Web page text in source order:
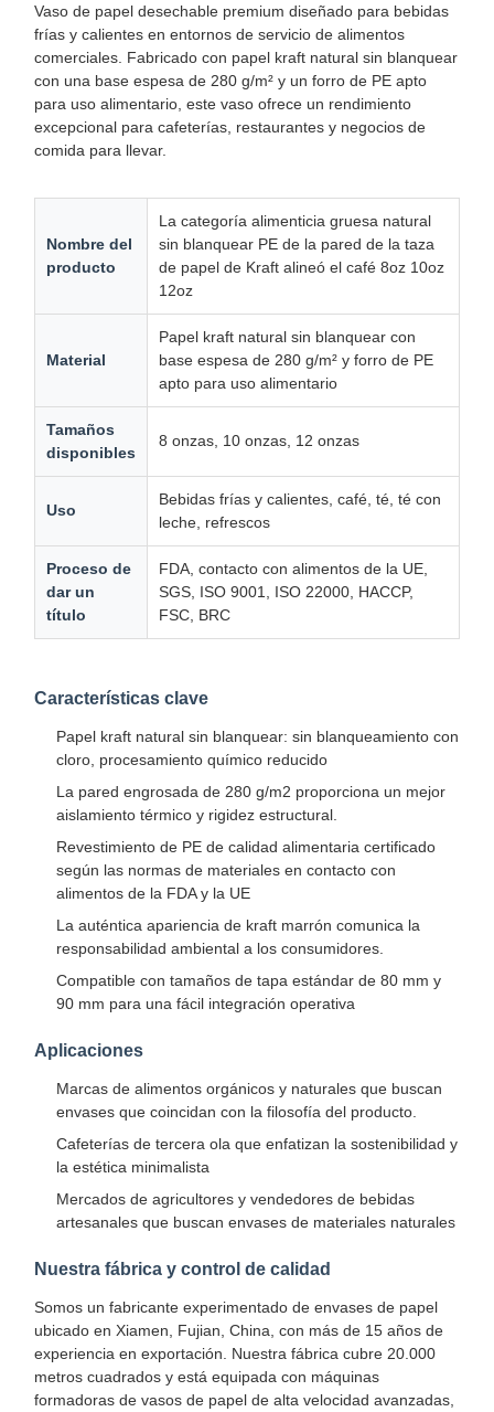
Vaso de papel desechable premium diseñado para bebidas
frías y calientes en entornos de servicio de alimentos
comerciales. Fabricado con papel kraft natural sin blanquear
con una base espesa de 280 g/m² y un forro de PE apto
para uso alimentario, este vaso ofrece un rendimiento
excepcional para cafeterías, restaurantes y negocios de
comida para llevar.
Nombre del
producto
La categoría alimenticia gruesa natural
sin blanquear PE de la pared de la taza
de papel de Kraft alineó el café 8oz 10oz
12oz
Material
Papel kraft natural sin blanquear con
base espesa de 280 g/m² y forro de PE
apto para uso alimentario
Tamaños
disponibles
8 onzas, 10 onzas, 12 onzas
Uso
Bebidas frías y calientes, café, té, té con
leche, refrescos
Proceso de
dar un
título
FDA, contacto con alimentos de la UE,
SGS, ISO 9001, ISO 22000, HACCP,
FSC, BRC
Características clave
Papel kraft natural sin blanquear: sin blanqueamiento con
cloro, procesamiento químico reducido
La pared engrosada de 280 g/m2 proporciona un mejor
aislamiento térmico y rigidez estructural.
Revestimiento de PE de calidad alimentaria certificado
según las normas de materiales en contacto con
alimentos de la FDA y la UE
La auténtica apariencia de kraft marrón comunica la
responsabilidad ambiental a los consumidores.
Compatible con tamaños de tapa estándar de 80 mm y
90 mm para una fácil integración operativa
Aplicaciones
Marcas de alimentos orgánicos y naturales que buscan
envases que coincidan con la filosofía del producto.
Cafeterías de tercera ola que enfatizan la sostenibilidad y
la estética minimalista
Mercados de agricultores y vendedores de bebidas
artesanales que buscan envases de materiales naturales
Nuestra fábrica y control de calidad
Somos un fabricante experimentado de envases de papel
ubicado en Xiamen, Fujian, China, con más de 15 años de
experiencia en exportación. Nuestra fábrica cubre 20.000
metros cuadrados y está equipada con máquinas
formadoras de vasos de papel de alta velocidad avanzadas,